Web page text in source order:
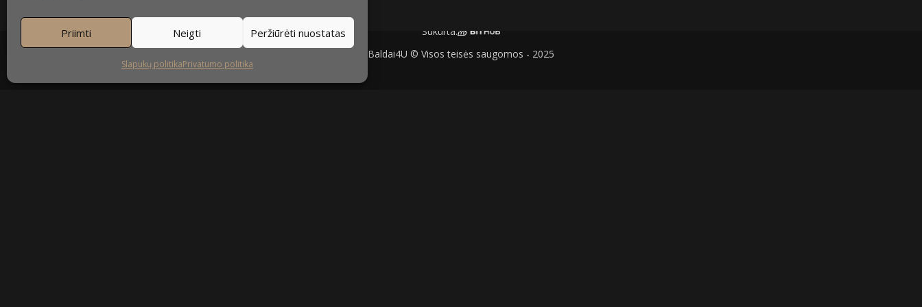
Priimti Neigti Peržiūrėti nuostatas
Slapukų politikaPrivatumo politika
Sukurta:
Baldai4U © Visos teisės saugomos - 2025